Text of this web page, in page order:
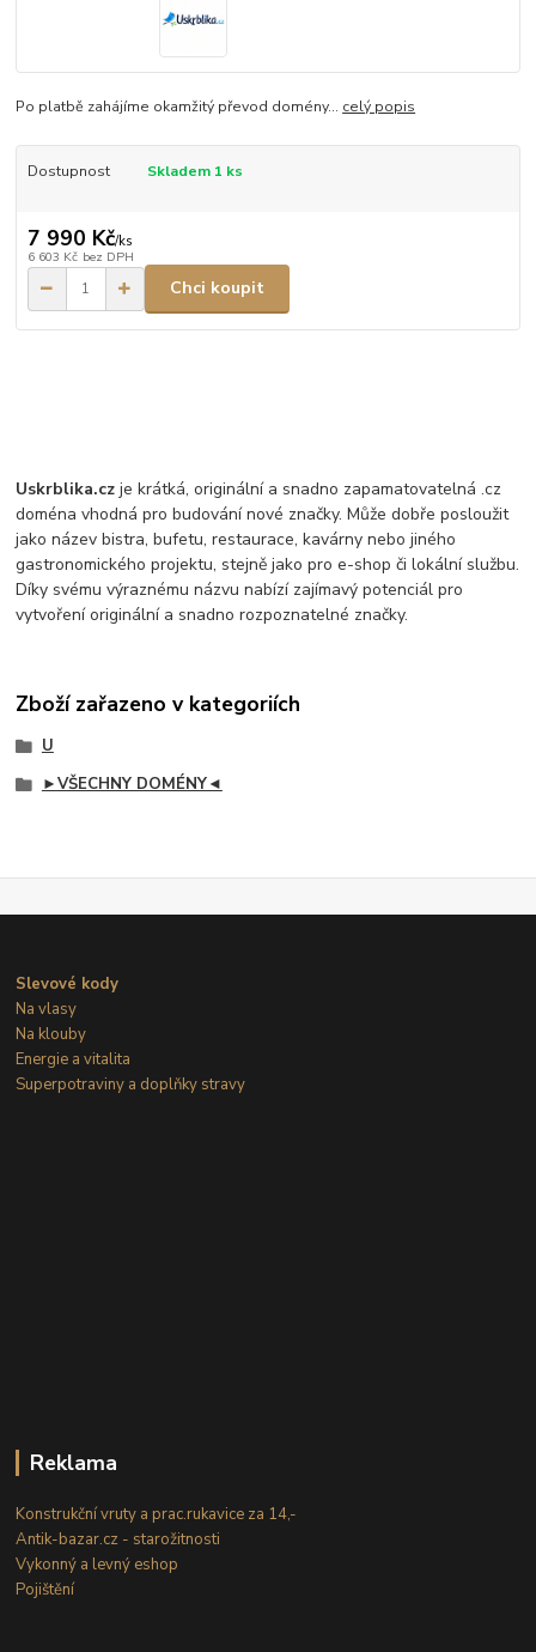
Po platbě zahájíme okamžitý převod domény... celý popis
Dostupnost Skladem 1 ks
7 990 Kč/ks
6 603 Kč bez DPH
Chci koupit
Uskrblika.cz je krátká, originální a snadno zapamatovatelná .cz
doména vhodná pro budování nové značky. Může dobře posloužit
jako název bistra, bufetu, restaurace, kavárny nebo jiného
gastronomického projektu, stejně jako pro e-shop či lokální službu.
Díky svému výraznému názvu nabízí zajímavý potenciál pro
vytvoření originální a snadno rozpoznatelné značky.
Zboží zařazeno v kategoriích
U
►VŠECHNY DOMÉNY◄
Slevové kody
Na vlasy
Na klouby
Energie a vitalita
Superpotraviny a doplňky stravy
Reklama
Konstrukční vruty a prac.rukavice za 14,-
Antik-bazar.cz - starožitnosti
Vykonný a levný eshop
Pojištění